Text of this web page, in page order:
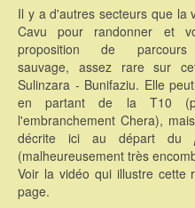
Il y a d'autres secteurs que la
Cavu pour randonner et
proposition de
sauvage, assez rare sur
Sulinzara - Bunifaziu. Elle
en partant de la T10
l'embranchement Chera),
décrite ici au départ du
(malheureusement très
Voir la vidéo qui illustre cette
page.